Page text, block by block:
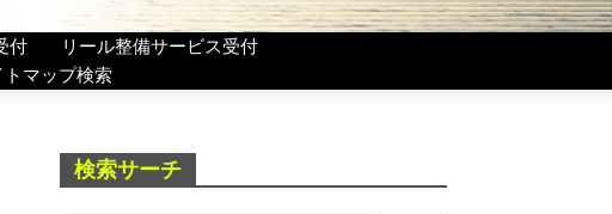
付
リール整備サービス受付
トマップ検索
検索サーチ